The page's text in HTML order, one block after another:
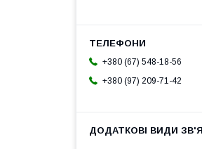
+380 (67) 548-18-56
+380 (97) 209-71-42